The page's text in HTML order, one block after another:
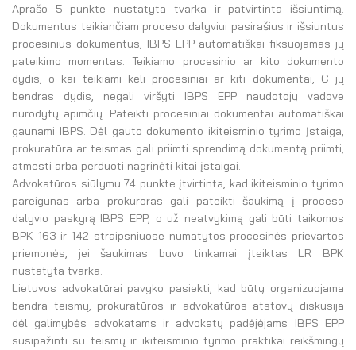
Aprašo 5 punkte nustatyta tvarka ir patvirtinta išsiuntimą.
Dokumentus teikiančiam proceso dalyviui pasirašius ir išsiuntus
procesinius dokumentus, IBPS EPP automatiškai fiksuojamas jų
pateikimo momentas. Teikiamo procesinio ar kito dokumento
dydis, o kai teikiami keli procesiniai ar kiti dokumentai, C jų
bendras dydis, negali viršyti IBPS EPP naudotojų vadove
nurodytų apimčių. Pateikti procesiniai dokumentai automatiškai
gaunami IBPS. Dėl gauto dokumento ikiteisminio tyrimo įstaiga,
prokuratūra ar teismas gali priimti sprendimą dokumentą priimti,
atmesti arba perduoti nagrinėti kitai įstaigai.
Advokatūros siūlymu 74 punkte įtvirtinta, kad ikiteisminio tyrimo
pareigūnas arba prokuroras gali pateikti šaukimą į proceso
dalyvio paskyrą IBPS EPP, o už neatvykimą gali būti taikomos
BPK 163 ir 142 straipsniuose numatytos procesinės prievartos
priemonės, jei šaukimas buvo tinkamai įteiktas LR BPK
nustatyta tvarka.
Lietuvos advokatūrai pavyko pasiekti, kad būtų organizuojama
bendra teismų, prokuratūros ir advokatūros atstovų diskusija
dėl galimybės advokatams ir advokatų padėjėjams IBPS EPP
susipažinti su teismų ir ikiteisminio tyrimo praktikai reikšmingų